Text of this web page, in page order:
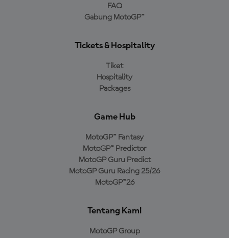
FAQ
Gabung MotoGP™
Tickets & Hospitality
Tiket
Hospitality
Packages
Game Hub
MotoGP™ Fantasy
MotoGP™ Predictor
MotoGP Guru Predict
MotoGP Guru Racing 25/26
MotoGP™26
Tentang Kami
MotoGP Group